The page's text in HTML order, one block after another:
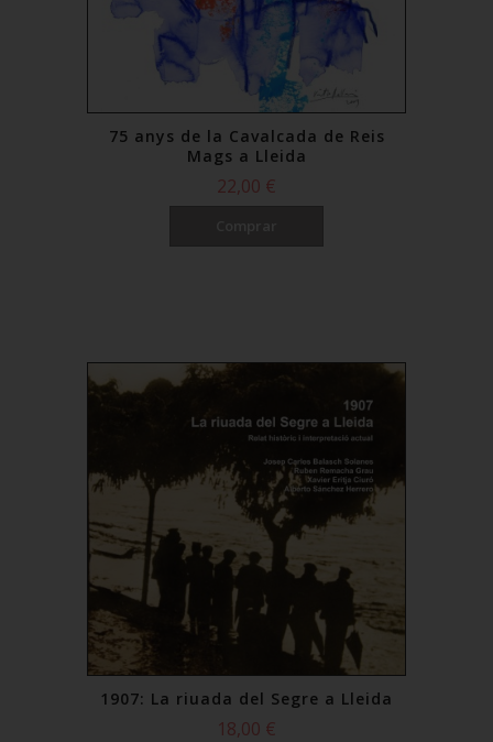
75 anys de la Cavalcada de Reis
Mags a Lleida
22,00 €
1907: La riuada del Segre a Lleida
18,00 €